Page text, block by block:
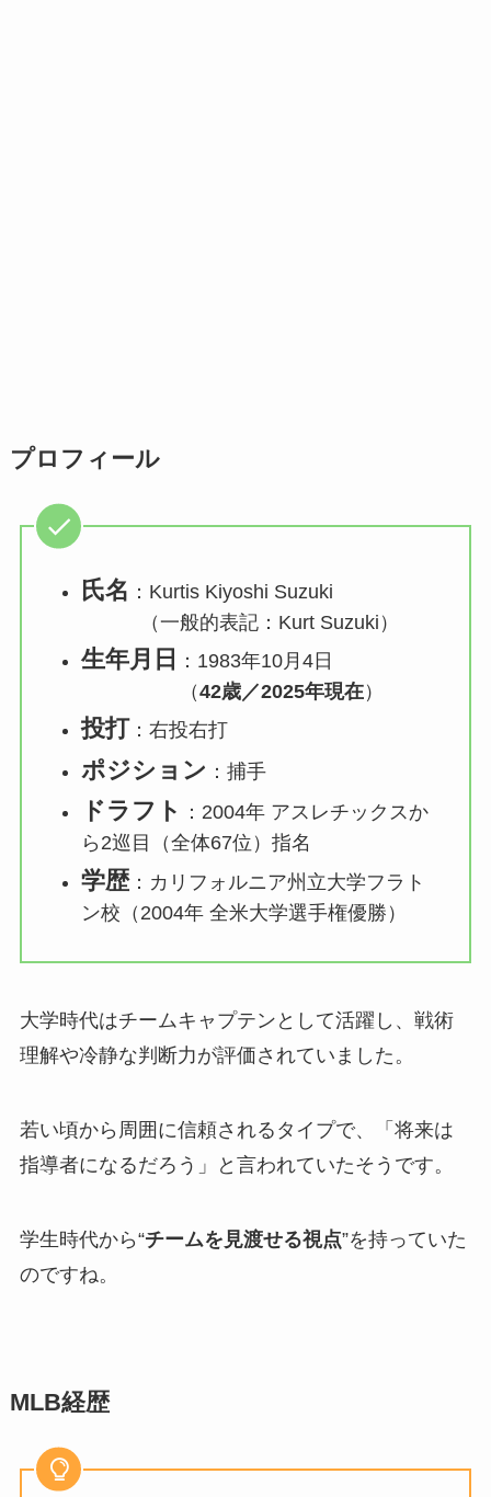
プロフィール
氏名 ：Kurtis Kiyoshi Suzuki
（一般的表記：Kurt Suzuki）
生年月日
：1983年10月4日
（42歳／2025年現在）
投打 ：右投右打
ポジション ：捕手
ドラフト
：2004年 アスレチックスか
ら2巡目（全体67位）指名
学歴：カリフォルニア州立大学フラト
ン校（2004年 全米大学選手権優勝）
大学時代はチームキャプテンとして活躍し、戦術
理解や冷静な判断力が評価されていました。
若い頃から周囲に信頼されるタイプで、「将来は
指導者になるだろう」と言われていたそうです。
学生時代から“チームを見渡せる視点”を持っていた
のですね。
MLB経歴